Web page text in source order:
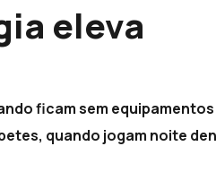
eleva
ficam sem equipamentos
quando jogam noite